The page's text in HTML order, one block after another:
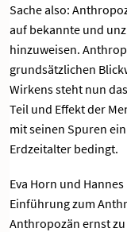
Sache also:
auf bekannte und
hinzuweisen.
grundsätzlichen
Wirkens steht nun
Teil und Effekt der
mit seinen Spuren
Erdzeitalter bedingt.
Eva Horn und
Einführung zum
Anthropozän ernst